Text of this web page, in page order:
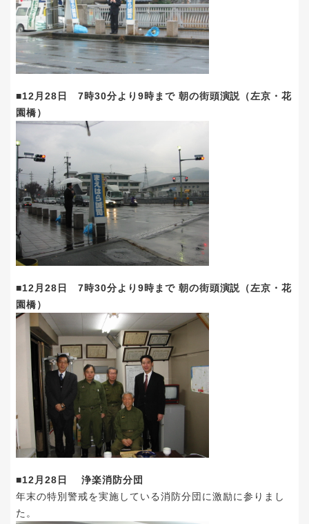
■12月28日 7時30分より9時まで 朝の街頭演説（左京・花
園橋）
■12月28日 7時30分より9時まで 朝の街頭演説（左京・花
園橋）
■12月28日 浄楽消防分団
年末の特別警戒を実施している消防分団に激励に参りまし
た。